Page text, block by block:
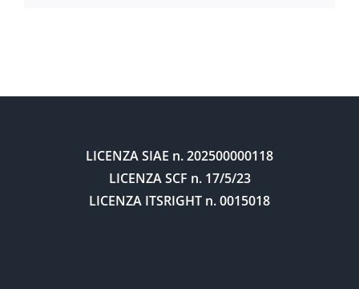
LICENZA SIAE n. 202500000118
LICENZA SCF n. 17/5/23
LICENZA ITSRIGHT n. 0015018